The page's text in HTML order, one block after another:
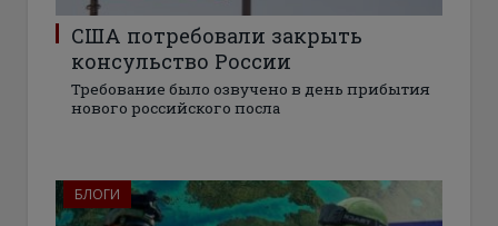
США потребовали закрыть
консульство России
Требование было озвучено в день прибытия
нового российского посла
БЛОГИ